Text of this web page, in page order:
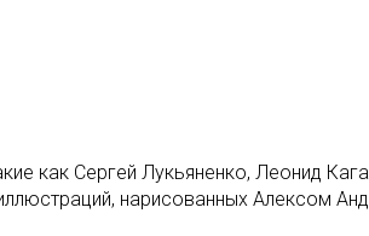
как Сергей Лукьяненко, Леонид
нарисованных Алексом